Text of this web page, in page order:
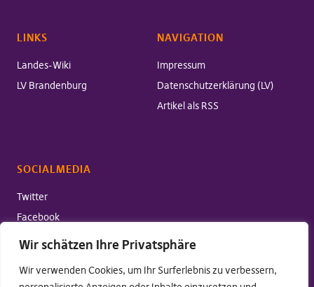
Wir schätzen Ihre Privatsphäre
Wir verwenden Cookies, um Ihr Surferlebnis zu verbessern,
LINKS
Landes-Wiki
LV Brandenburg
NAVIGATION
Impressum
Datenschutzerklärung (LV)
Artikel als RSS
SOCIALMEDIA
Twitter
Facebook